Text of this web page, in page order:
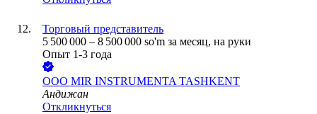
Торговый представитель
5 500 000 – 8 500 000 so'm за месяц, на руки
Опыт 1-3 года
ООО MIR INSTRUMENTA TASHKENT
Андижан
Откликнуться